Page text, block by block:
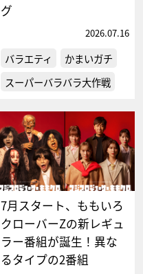
グ
2026.07.16
バラエティ
かまいガチ
スーパーバラバラ大作戦
7月スタート、ももいろ
クローバーZの新レギュ
ラー番組が誕生！異な
るタイプの2番組